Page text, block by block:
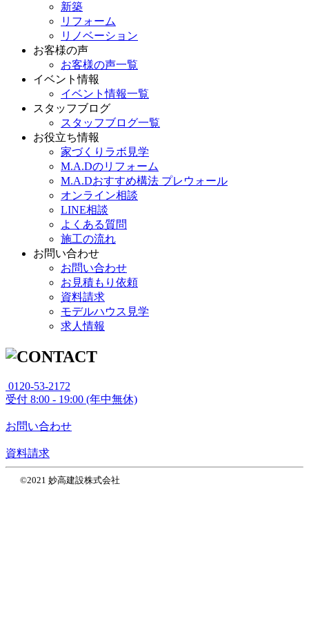
新築
リフォーム
リノベーション
お客様の声
お客様の声一覧
イベント情報
イベント情報一覧
スタッフブログ
スタッフブログ一覧
お役立ち情報
家づくりラボ見学
M.A.Dのリフォーム
M.A.Dおすすめ構法 プレウォール
オンライン相談
LINE相談
よくある質問
施工の流れ
お問い合わせ
お問い合わせ
お見積もり依頼
資料請求
モデルハウス見学
求人情報
0120-53-2172
受付 8:00 - 19:00 (年中無休)
お問い合わせ
資料請求
©2021 妙高建設株式会社